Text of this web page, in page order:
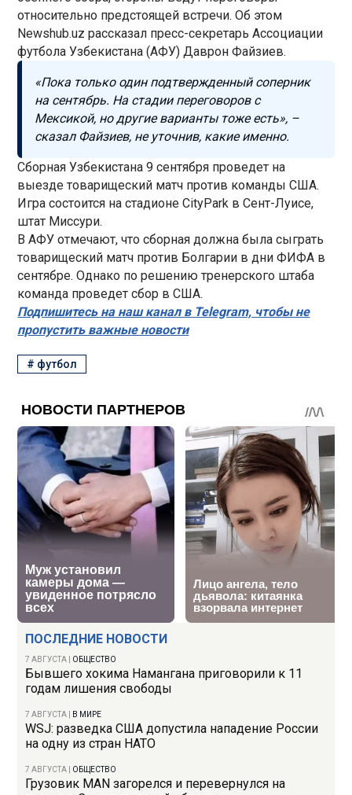
ПОСЛЕДНИЕ НОВОСТИ
7 АВГУСТА ОБЩЕСТВО
Бывшего хокима Намангана приговорили к 11
годам лишения свободы
7 АВГУСТА В МИРЕ
WSJ: разведка США допустила нападение России
на одну из стран НАТО
7 АВГУСТА ОБЩЕСТВО
Грузовик MAN загорелся и перевернулся на
относительно предстоящей встречи. Об этом
Newshub.uz рассказал пресс-секретарь Ассоциации
футбола Узбекистана (АФУ) Даврон Файзиев.
«Пока только один подтвержденный соперник
на сентябрь. На стадии переговоров с
Мексикой, но другие варианты тоже есть», –
сказал Файзиев, не уточнив, какие именно.
Сборная Узбекистана 9 сентября проведет на
выезде товарищеский матч против команды США.
Игра состоится на стадионе CityPark в Сент-Луисе,
штат Миссури.
В АФУ отмечают, что сборная должна была сыграть
товарищеский матч против Болгарии в дни ФИФА в
сентябре. Однако по решению тренерского штаба
команда проведет сбор в США.
Подпишитесь на наш канал в Telegram, чтобы не
пропустить важные новости
# футбол